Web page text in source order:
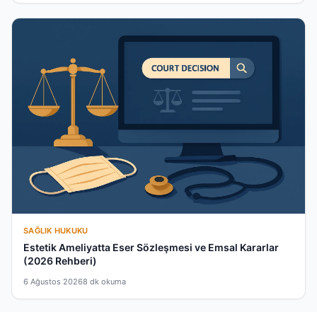
SAĞLIK HUKUKU
Estetik Ameliyatta Eser Sözleşmesi ve Emsal Kararlar
(2026 Rehberi)
6 Ağustos 20268 dk okuma